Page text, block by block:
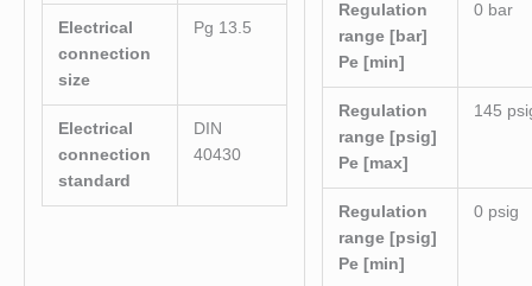
Electrical
connection
size
Pg 13.5
Electrical
connection
standard
DIN
40430
Regulation
range [bar]
Pe [min]
0 bar
Regulation
range [psig]
Pe [max]
145
Regulation
range [psig]
Pe [min]
0 psig